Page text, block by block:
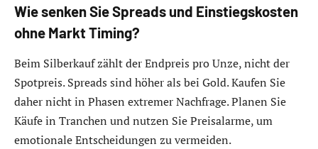
Wie senken Sie Spreads und Einstiegskosten
ohne Markt Timing?
Beim Silberkauf zählt der Endpreis pro Unze, nicht der
Spotpreis. Spreads sind höher als bei Gold. Kaufen Sie
daher nicht in Phasen extremer Nachfrage. Planen Sie
Käufe in Tranchen und nutzen Sie Preisalarme, um
emotionale Entscheidungen zu vermeiden.